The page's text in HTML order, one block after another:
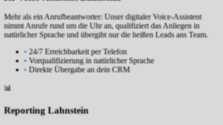
Mehr als ein Anrufbeantworter: Unser digitaler Voice-Assistent
nimmt Anrufe rund um die Uhr an, qualifiziert das Anliegen in
natürlicher Sprache und übergibt nur die heißen Leads ans Team.
• 24/7 Erreichbarkeit per Telefon
• Vorqualifizierung in natürlicher Sprache
• Direkte Übergabe an dein CRM
📊
Reporting Lahnstein